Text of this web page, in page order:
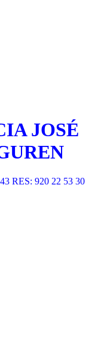
JOSÉ
RES: 920 22 53 30